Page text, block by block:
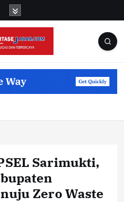
Sarimukti,
Zero Waste